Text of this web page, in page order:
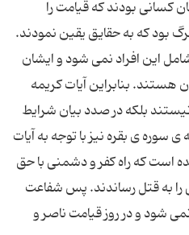
کسانی بودند که قیامت را
بود که به حقایق یقین نمودند.
این افراد نمی شود و ایشان
بنابراین آیات کریمه
بلکه در صدد بیان شرایط
سوره ی بقره نیز با توجه به آیات
است که راه کفر و دشمنی با حق
را به قتل رساندند. پس شفاعت
شود و در روز قیامت ناصر و